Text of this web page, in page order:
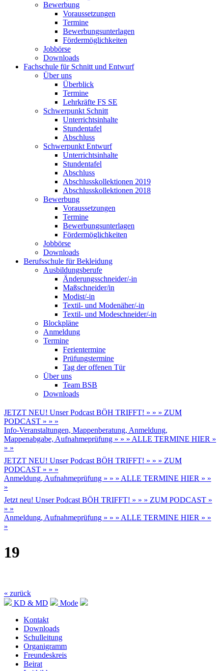
Bewerbung
Voraussetzungen
Termine
Bewerbungsunterlagen
Fördermöglichkeiten
Jobbörse
Downloads
Fachschule für Schnitt und Entwurf
Über uns
Überblick
Termine
Lehrkräfte FS SE
Schwerpunkt Schnitt
Unterrichtsinhalte
Stundentafel
Abschluss
Schwerpunkt Entwurf
Unterrichtsinhalte
Stundentafel
Abschluss
Abschlusskollektionen 2019
Abschlusskollektionen 2018
Bewerbung
Voraussetzungen
Termine
Bewerbungsunterlagen
Fördermöglichkeiten
Jobbörse
Downloads
Berufsschule für Bekleidung
Ausbildungsberufe
Änderungsschneider/-in
Maßschneider/in
Modist/-in
Textil- und Modenäher/-in
Textil- und Modeschneider/-in
Blockpläne
Anmeldung
Termine
Ferientermine
Prüfungstermine
Tag der offenen Tür
Über uns
Team BSB
Downloads
JETZT NEU! Unser Podcast BÖH TRIFFT! » » » ZUM
PODCAST » » »
Info-Veranstaltungen, Mappenberatung, Anmeldung,
Mappenabgabe, Aufnahmeprüfung » » » ALLE TERMINE HIER »
» »
JETZT NEU! Unser Podcast BÖH TRIFFT! » » » ZUM
PODCAST » » »
Anmeldung, Aufnahmeprüfung » » » ALLE TERMINE HIER » »
»
Jetzt neu! Unser Podcast BÖH TRIFFT! » » » ZUM PODCAST »
» »
Anmeldung, Aufnahmeprüfung » » » ALLE TERMINE HIER » »
»
19
« zurück
KD & MD
Mode
Kontakt
Downloads
Schulleitung
Organigramm
Freundeskreis
Beirat